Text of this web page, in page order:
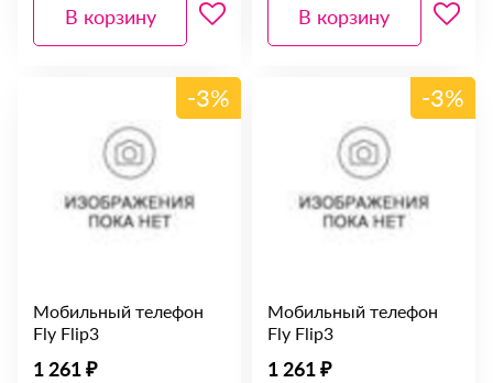
В корзину В корзину
-3%
Мобильный телефон
Fly Flip3
1 261 ₽
-3%
Мобильный телефон
Fly Flip3
1 261 ₽